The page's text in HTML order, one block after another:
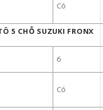
Có
5 CHỖ SUZUKI FRONX
6
Có